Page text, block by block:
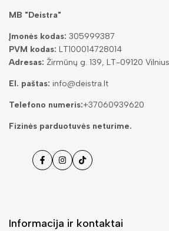
MB "Deistra"
Įmonės kodas: 305999387
PVM kodas: LT100014728014
Adresas: Žirmūnų g. 139, LT-09120
El. paštas: info@deistra.lt
Telefono numeris:+37060939620
Fizinės parduotuvės neturime.
FacebookInstagramas
Tiktok
Informacija ir kontaktai